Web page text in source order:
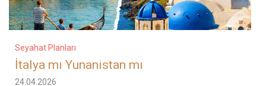
Seyahat Planları
İtalya mı Yunanistan mı
24.04.2026